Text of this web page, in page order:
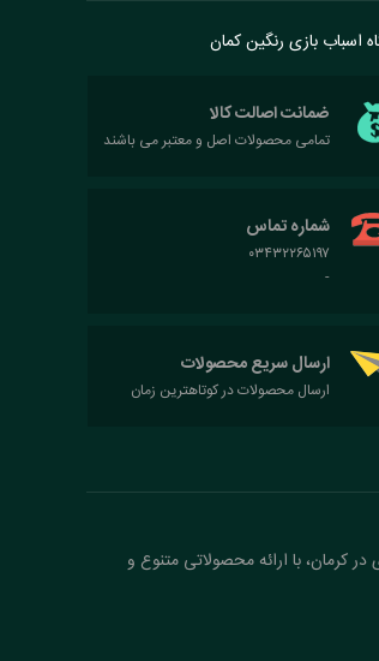
اسباب بازی رنگین کمان
ضمانت اصالت کالا
تمامی محصولات اصل و معتبر می باشند
شماره تماس
۰۳۴۳۲۲۶۵۱۹۷
-
ارسال سریع محصولات
ارسال محصولات در کوتاهترین زمان
کرمان، با ارائه محصولاتی متنوع و